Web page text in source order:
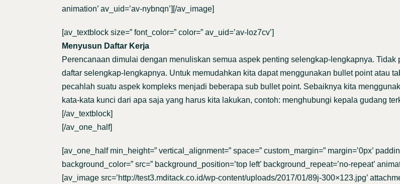
animation’ av_uid=’av-nybnqn’][/av_image]
[av_textblock size=” font_color=” color=” av_uid=’av-loz7cv’]
Menyusun Daftar Kerja
Perencanaan dimulai dengan menuliskan semua aspek penting selengkap-lengkapnya.
daftar selengkap-lengkapnya. Untuk memudahkan kita dapat menggunakan bullet point atau
pecahlah suatu aspek kompleks menjadi beberapa sub bullet point. Sebaiknya kita
kata-kata kunci dari apa saja yang harus kita lakukan, contoh: menghubungi kepala gudang
[/av_textblock]
[/av_one_half]
[av_one_half min_height=” vertical_alignment=” space=” custom_margin=” margin=’0px’
background_color=” src=” background_position=’top left’ background_repeat=’no-repeat’
[av_image src=’http://test3.mditack.co.id/wp-content/uploads/2017/01/89j-300×123.jpg’